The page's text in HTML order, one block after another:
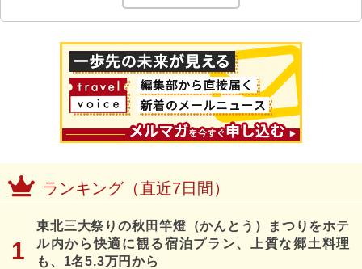
ランキング（直近7日間）
東北三大祭りの秋田竿燈（かんとう）まつりをホテ
ル内から快適に観る宿泊プラン、上質な郷土料理
も、1名5.3万円から